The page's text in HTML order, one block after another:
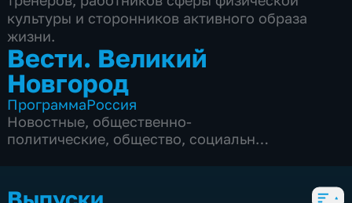
культуры и сторонников активного образа
жизни.
Вести. Великий
Новгород
ПрограммаРоссия
Новостные, общественно-
политические, общество, социально-